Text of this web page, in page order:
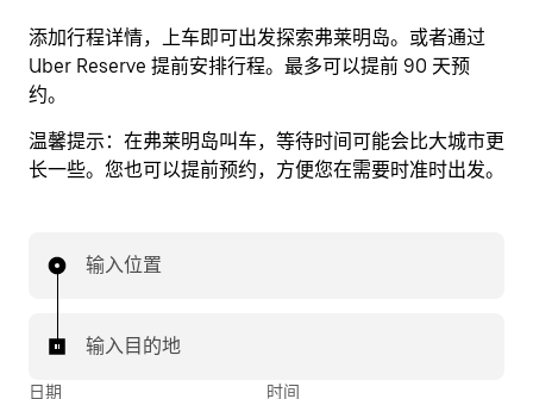
添加行程详情，上车即可出发探索弗莱明岛。或者通过
Uber Reserve 提前安排行程。最多可以提前 90 天预
约。
温馨提示： 在弗莱明岛叫车，等待时间可能会比大城市更
长一些。您也可以提前预约，方便您在需要时准时出发。
输入位置
输入目的地
日期 时间